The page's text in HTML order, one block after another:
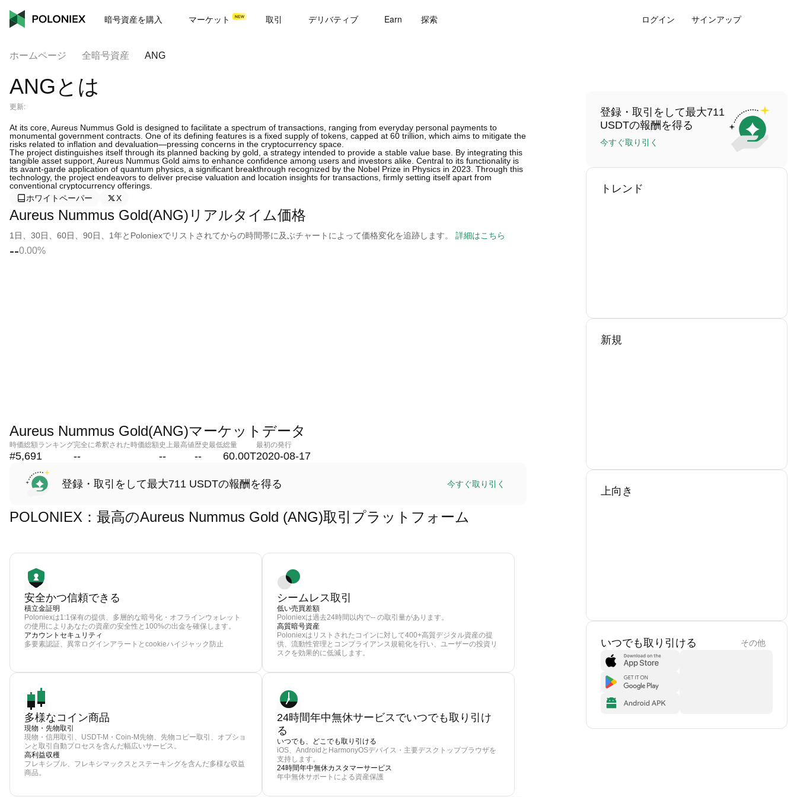
暗号資産を購入 マーケット 取引 デリバティブ Earn 探索 ログイン サインアップ
ホームページ 全暗号資産 ANG
ANGとは
更新:
At its core, Aureus Nummus Gold is designed to facilitate a spectrum of transactions, ranging from everyday personal payments to
monumental government contracts. One of its defining features is a fixed supply of tokens, capped at 60 trillion, which aims to mitigate the
risks related to inflation and devaluation—pressing concerns in the cryptocurrency space.
The project distinguishes itself through its planned backing by gold, a strategy intended to provide a stable value base. By integrating this
tangible asset support, Aureus Nummus Gold aims to enhance confidence among users and investors alike. Central to its functionality is
its avant-garde application of quantum physics, a significant breakthrough recognized by the Nobel Prize in Physics in 2023. Through this
technology, the project endeavors to deliver precise valuation and location insights for transactions, firmly setting itself apart from
conventional cryptocurrency offerings.
ホワイトペーパー
X
Aureus Nummus Gold(ANG)リアルタイム価格
1日、30日、60日、90日、1年とPoloniexでリストされてからの時間帯に及ぶチャートによって価格変化を追跡します。 詳細はこちら
--0.00%
Aureus Nummus Gold(ANG)マーケットデータ
時価総額ランキング
#5,691
完全に希釈された時価総額
--
史上最高値
--
歴史最低
--
総量
60.00T
最初の発行
2020-08-17
登録・取引をして最大711 USDTの報酬を得る 今すぐ取り引く
POLONIEX：最高のAureus Nummus Gold (ANG)取引プラットフォーム
安全かつ信頼できる
積立金証明
Poloniexは1:1保有の提供、多層的な暗号化・オフラインウォレット
の使用によりあなたの資産の安全性と100%の出金を確保します。
アカウントセキュリティ
多要素認証、異常ログインアラートとcookieハイジャック防止
シームレス取引
低い売買差額
Poloniexは過去24時間以内で-- の取引量があります。
高質暗号資産
Poloniexはリストされたコインに対して400+高質デジタル資産の提
供、流動性管理とコンプライアンス規範化を行い、ユーザーの投資リ
スクを効果的に低減します。
多様なコイン商品
現物・先物取引
現物・信用取引、USDT-M・Coin-M先物、先物コピー取引、オプショ
ンと取引自動プロセスを含んだ幅広いサービス。
高利益収穫
フレキシブル、フレキシマックスとステーキングを含んだ多様な収益
商品。
24時間年中無休サービスでいつでも取り引け
る
いつでも、どこでも取り引ける
iOS、AndroidとHarmonyOSデバイス・主要デスクトップブラウザを
支持します。
24時間年中無休カスタマーサービス
年中無休サポートによる資産保護
登録・取引をして最大711
USDTの報酬を得る
今すぐ取り引く
トレンド
新規
上向き
いつでも取り引ける その他